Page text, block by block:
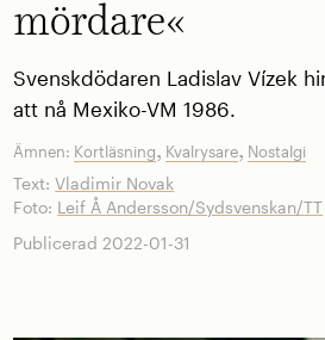
mördare«
Svenskdödaren Ladislav Vízek
att nå Mexiko-VM 1986.
Ämnen: Kortläsning, Kvalrysare, Nostalgi
Text:Vladimir Novak
Foto: Leif Å Andersson/Sydsvenskan/TT
Publicerad 2022-01-31